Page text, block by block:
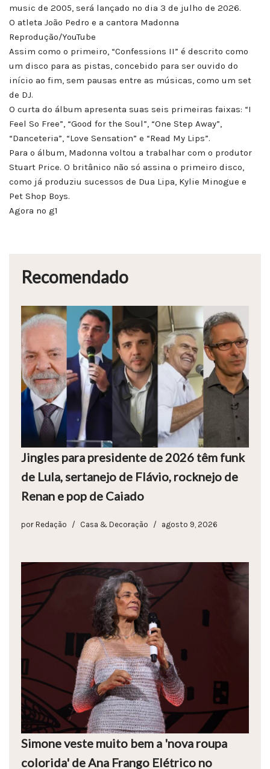
music de 2005, será lançado no dia 3 de julho de 2026.
O atleta João Pedro e a cantora Madonna
Reprodução/YouTube
Assim como o primeiro, “Confessions II” é descrito como
um disco para as pistas, concebido para ser ouvido do
início ao fim, sem pausas entre as músicas, como um set
de DJ.
O curta do álbum apresenta suas seis primeiras faixas: “I
Feel So Free”, “Good for the Soul”, “One Step Away”,
“Danceteria”, “Love Sensation” e “Read My Lips”.
Para o álbum, Madonna voltou a trabalhar com o produtor
Stuart Price. O britânico não só assina o primeiro disco,
como já produziu sucessos de Dua Lipa, Kylie Minogue e
Pet Shop Boys.
Agora no g1
Recomendado
Jingles para presidente de 2026 têm funk
de Lula, sertanejo de Flávio, rocknejo de
Renan e pop de Caiado
por Redação Casa & Decoração agosto 9, 2026
Simone veste muito bem a 'nova roupa
colorida' de Ana Frango Elétrico no